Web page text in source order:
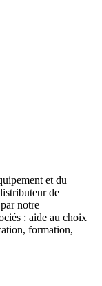
et du
de
notre
: aide au choix
formation,